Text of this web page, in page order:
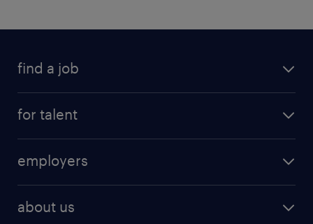
find a job
for talent
professional
employers
about us